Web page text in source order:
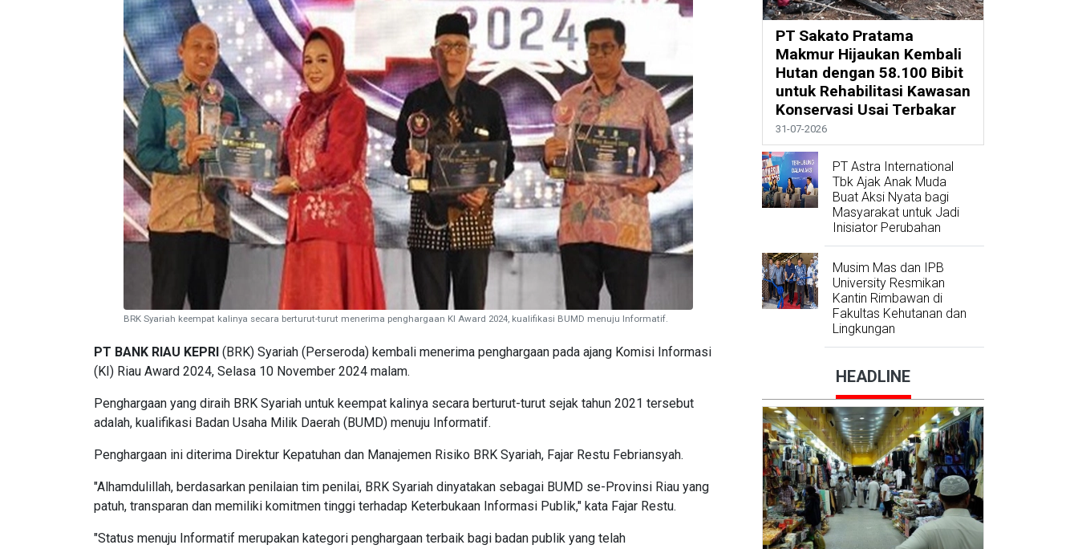
BRK Syariah keempat kalinya secara berturut-turut menerima penghargaan KI Award 2024, kualifikasi BUMD menuju Informatif.
PT BANK RIAU KEPRI (BRK) Syariah (Perseroda) kembali menerima penghargaan pada ajang Komisi Informasi
(KI) Riau Award 2024, Selasa 10 November 2024 malam.
Penghargaan yang diraih BRK Syariah untuk keempat kalinya secara berturut-turut sejak tahun 2021 tersebut
adalah, kualifikasi Badan Usaha Milik Daerah (BUMD) menuju Informatif.
Penghargaan ini diterima Direktur Kepatuhan dan Manajemen Risiko BRK Syariah, Fajar Restu Febriansyah.
"Alhamdulillah, berdasarkan penilaian tim penilai, BRK Syariah dinyatakan sebagai BUMD se-Provinsi Riau yang
patuh, transparan dan memiliki komitmen tinggi terhadap Keterbukaan Informasi Publik," kata Fajar Restu.
"Status menuju Informatif merupakan kategori penghargaan terbaik bagi badan publik yang telah
PT Sakato Pratama
Makmur Hijaukan Kembali
Hutan dengan 58.100 Bibit
untuk Rehabilitasi Kawasan
Konservasi Usai Terbakar
31-07-2026
PT Astra International
Tbk Ajak Anak Muda
Buat Aksi Nyata bagi
Masyarakat untuk Jadi
Inisiator Perubahan
Musim Mas dan IPB
University Resmikan
Kantin Rimbawan di
Fakultas Kehutanan dan
Lingkungan
HEADLINE